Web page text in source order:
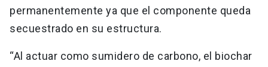
permanentemente ya que el componente queda
secuestrado en su estructura.
“Al actuar como sumidero de carbono, el biochar